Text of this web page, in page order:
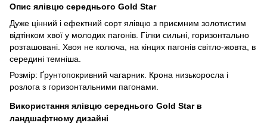
Опис ялівцю середнього Gold Star
Дуже цінний і ефектний сорт ялівцю з приємним золотистим
відтінком хвої у молодих пагонів. Гілки сильні, горизонтально
розташовані. Хвоя не колюча, на кінцях пагонів світло-жовта, в
середині темніша.
Розмір: Ґрунтопокривний чагарник. Крона низькоросла і
розлога з горизонтальними пагонами.
Використання ялівцю середнього Gold Star в
ландшафтному дизайні